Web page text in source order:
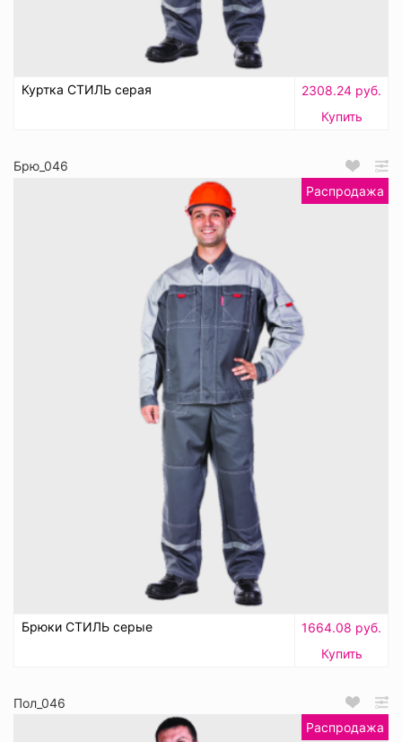
Куртка СТИЛЬ серая
2308.24 руб.
Купить
Брю_046
Распродажа
Брюки СТИЛЬ серые
1664.08 руб.
Купить
Пол_046
Распродажа